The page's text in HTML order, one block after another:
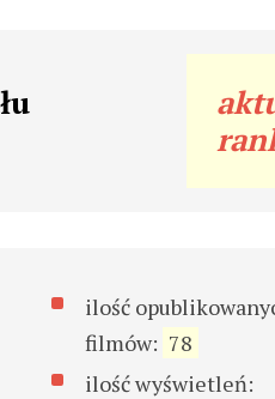
ilość
filmów: 78
ilość wyświetleń: